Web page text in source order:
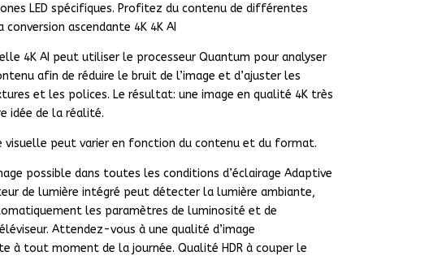
LED spécifiques. Profitez du contenu de différentes
conversion ascendante 4K 4K AI
4K AI peut utiliser le processeur Quantum pour analyser
afin de réduire le bruit de l’image et d’ajuster les
et les polices. Le résultat: une image en qualité 4K très
idée de la réalité.
visuelle peut varier en fonction du contenu et du format.
possible dans toutes les conditions d’éclairage Adaptive
de lumière intégré peut détecter la lumière ambiante,
les paramètres de luminosité et de
Attendez-vous à une qualité d’image
à tout moment de la journée. Qualité HDR à couper le